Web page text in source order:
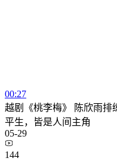
00:27
越剧《桃李梅》 陈欣雨排
平生，皆是人间主角
05-29
144